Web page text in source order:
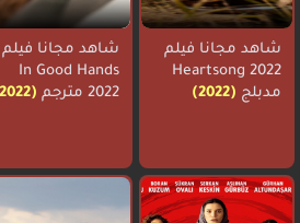
شاهد مجانا فيلم
Heartsong 2022
مدبلج (2022)
شاهد مجانا فيلم
In Good Hands
2022 مترجم
(2022)